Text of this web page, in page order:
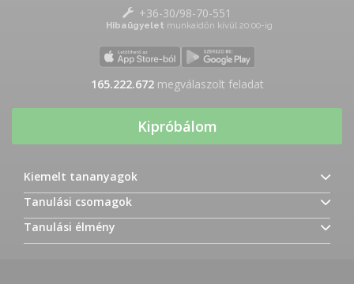
+36-30/98-70-551
Hibaügyelet munkaidőn kívül 20:00-ig
165.222.672megválaszolt feladat
Kipróbálom
Kiemelt tananyagok
Tanulási csomagok
Tanulási élmény